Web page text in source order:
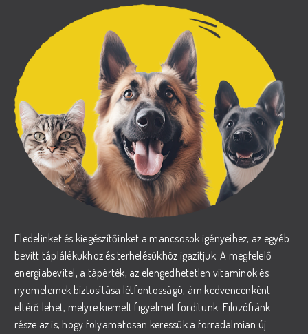
Eledelinket és kiegészítőinket a mancsosok igényeihez, az egyéb
bevitt táplálékukhoz és terhelésükhöz igazítjuk. A megfelelő
energiabevitel, a tápérték, az elengedhetetlen vitaminok és
nyomelemek biztosítása létfontosságú, ám kedvencenként
eltérő lehet, melyre kiemelt figyelmet fordítunk. Filozófiánk
része az is, hogy folyamatosan keressük a forradalmian új